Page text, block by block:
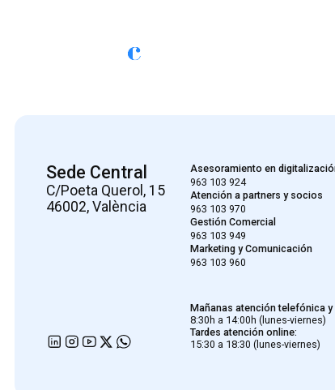
Sede Central
C/Poeta Querol, 15
46002, València
Asesoramiento en
963 103 924
Atención a partners y socios
963 103 970
Gestión Comercial
963 103 949
Marketing y Comunicación
963 103 960
Mañanas atención telefónica y
8:30h a 14:00h (lunes-viernes)
Tardes atención online:
15:30 a 18:30 (lunes-viernes)